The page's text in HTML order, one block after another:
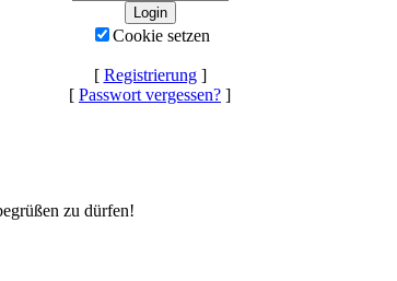
Cookie setzen
[ Registrierung]
[ Passwort vergessen? ]
zu dürfen!